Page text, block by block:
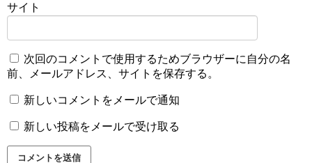
サイト
次回のコメントで使用するためブラウザーに自分の名
前、メールアドレス、サイトを保存する。
新しいコメントをメールで通知
新しい投稿をメールで受け取る